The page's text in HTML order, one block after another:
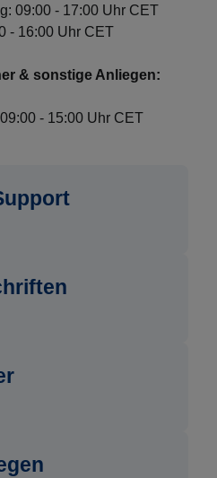
09:00 - 17:00 Uhr CET
- 16:00 Uhr CET
& sonstige Anliegen:
- 15:00 Uhr CET